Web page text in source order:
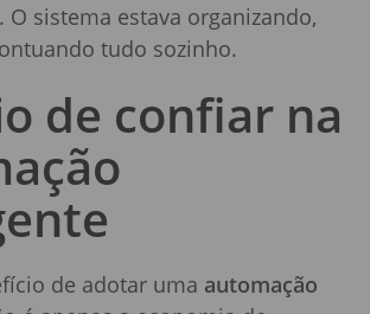
O sistema estava organizando,
tudo sozinho.
de confiar na
de adotar uma automação